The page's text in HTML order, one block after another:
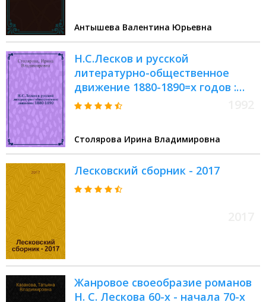
Антышева Валентина Юрьевна
Н.С.Лесков и русской
литературно-общественное
движение 1880-1890=х годов :
Автореф. дис. на соиск. учен.
Столярова Ирина Владимировна
Лесковский сборник - 2017
Жанровое своеобразие романов
Н. С. Лескова 60-х - начала 70-х